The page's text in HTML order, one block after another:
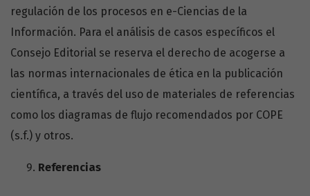
regulación de los procesos en e-Ciencias de la
Información. Para el análisis de casos específicos el
Consejo Editorial se reserva el derecho de acogerse a
las normas internacionales de ética en la publicación
científica, a través del uso de materiales de referencias
como los diagramas de flujo recomendados por COPE
(s.f.) y otros.
Referencias